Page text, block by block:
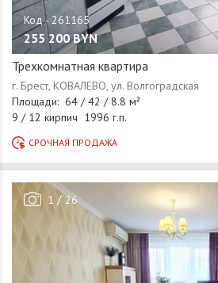
255 200 BYN
Трехкомнатная квартира
1 /26